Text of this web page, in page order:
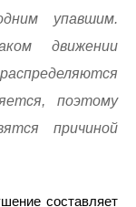
упавшим.
движении
поэтому
причиной
составляет